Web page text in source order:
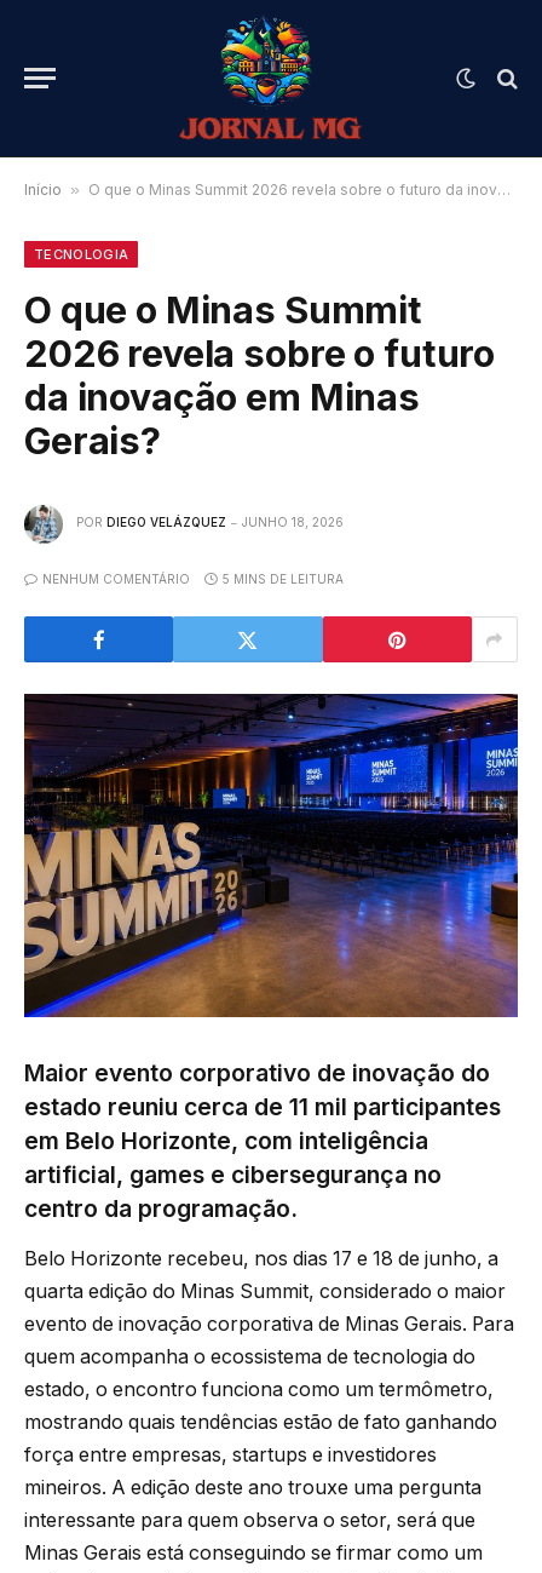
Início » O que o Minas Summit 2026 revela sobre o futuro da inovação em Minas Gerais?
TECNOLOGIA
O que o Minas Summit
2026 revela sobre o futuro
da inovação em Minas
Gerais?
POR DIEGO VELÁZQUEZ JUNHO 18, 2026
NENHUM COMENTÁRIO 5 MINS DE LEITURA
Maior evento corporativo de inovação do
estado reuniu cerca de 11 mil participantes
em Belo Horizonte, com inteligência
artificial, games e cibersegurança no
centro da programação.
Belo Horizonte recebeu, nos dias 17 e 18 de junho, a
quarta edição do Minas Summit, considerado o maior
evento de inovação corporativa de Minas Gerais. Para
quem acompanha o ecossistema de tecnologia do
estado, o encontro funciona como um termômetro,
mostrando quais tendências estão de fato ganhando
força entre empresas, startups e investidores
mineiros. A edição deste ano trouxe uma pergunta
interessante para quem observa o setor, será que
Minas Gerais está conseguindo se firmar como um